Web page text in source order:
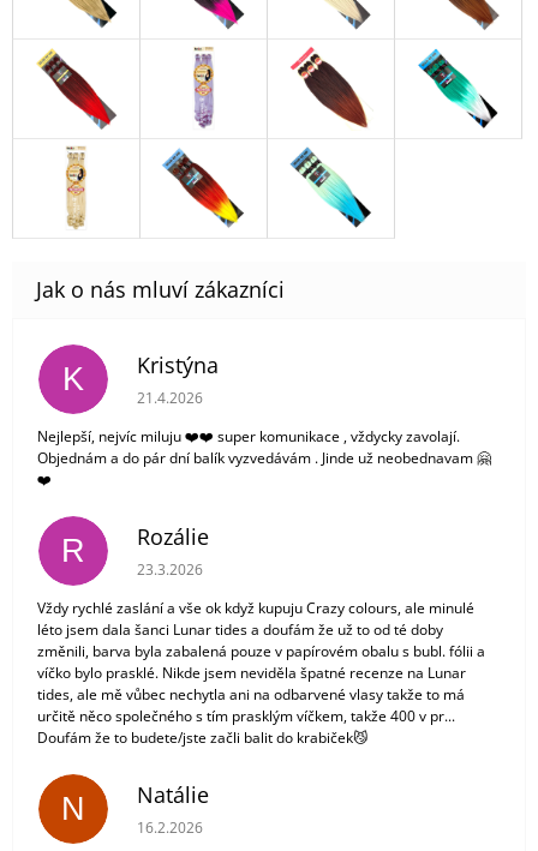
K Kristýna
Hodnocení obchodu je 5 z 5 hvězdiček.
21.4.2026
Nejlepší, nejvíc miluju ❤️❤️ super komunikace , vždycky zavolají.
Objednám a do pár dní balík vyzvedávám . Jinde už neobednavam 🤗
❤️
R Rozálie
Hodnocení obchodu je 3 z 5 hvězdiček.
23.3.2026
Vždy rychlé zaslání a vše ok když kupuju Crazy colours, ale minulé
léto jsem dala šanci Lunar tides a doufám že už to od té doby
změnili, barva byla zabalená pouze v papírovém obalu s bubl. fólii a
víčko bylo prasklé. Nikde jsem neviděla špatné recenze na Lunar
tides, ale mě vůbec nechytla ani na odbarvené vlasy takže to má
určitě něco společného s tím prasklým víčkem, takže 400 v pr...
Doufám že to budete/jste začli balit do krabiček😼
N Natálie
Hodnocení obchodu je 5 z 5 hvězdiček.
16.2.2026